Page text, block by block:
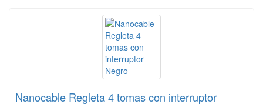
Nanocable Regleta 4 tomas con interruptor